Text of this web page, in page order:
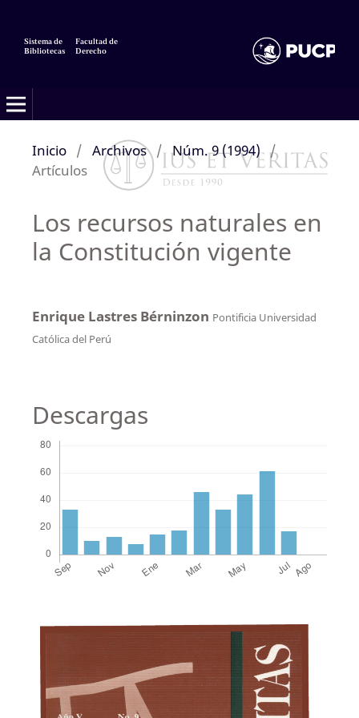
Sistema de
Bibliotecas
Facultad de
Derecho
Inicio / Archivos / Núm. 9 (1994) /
Artículos
Los recursos naturales en
la Constitución vigente
Enrique Lastres Bérninzon Pontificia Universidad
Católica del Perú
Descargas